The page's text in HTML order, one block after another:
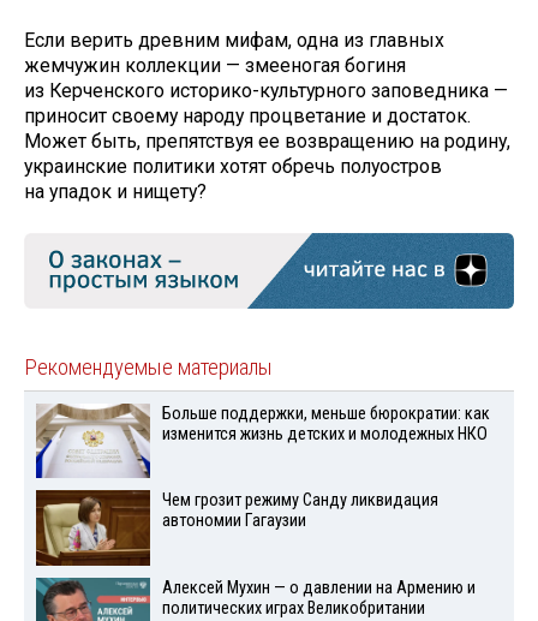
Если верить древним мифам, одна из главных
жемчужин коллекции — змееногая богиня
из Керченского историко-культурного заповедника —
приносит своему народу процветание и достаток.
Может быть, препятствуя ее возвращению на родину,
украинские политики хотят обречь полуостров
на упадок и нищету?
Рекомендуемые материалы
Больше поддержки, меньше бюрократии: как
изменится жизнь детских и молодежных НКО
Чем грозит режиму Санду ликвидация
автономии Гагаузии
Алексей Мухин — о давлении на Армению и
политических играх Великобритании